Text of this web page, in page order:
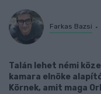
Farkas Bazsi
Talán lehet némi
kamara elnöke
Körnek, amit maga